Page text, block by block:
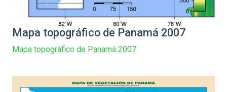
Mapa topográfico de Panamá 2007
Mapa topográfico de Panamá 2007